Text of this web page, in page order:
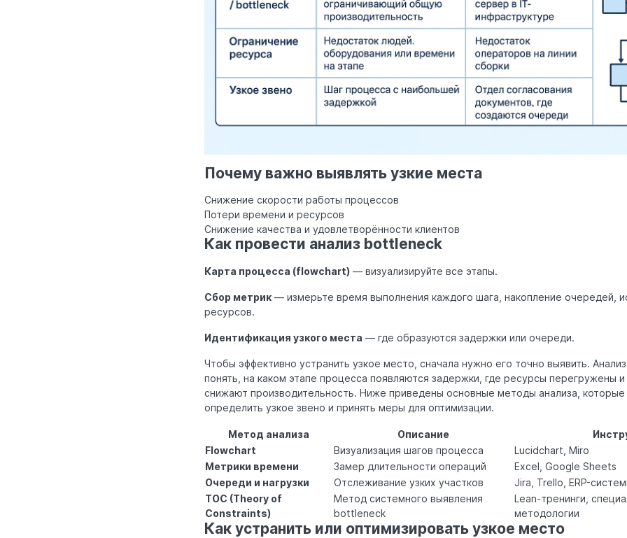
Почему важно выявлять узкие места
Снижение скорости работы процессов
Потери времени и ресурсов
Снижение качества и удовлетворённости клиентов
Как провести анализ bottleneck
Карта процесса (flowchart) — визуализируйте все этапы.
Сбор метрик — измерьте время выполнения каждого шага, накопление очередей,
ресурсов.
Идентификация узкого места — где образуются задержки или очереди.
Чтобы эффективно устранить узкое место, сначала нужно его точно выявить.
понять, на каком этапе процесса появляются задержки, где ресурсы перегружены и
снижают производительность. Ниже приведены основные методы анализа,
определить узкое звено и принять меры для оптимизации.
Метод анализа Описание
Flowchart
Визуализация шагов процесса
Lucidchart, Miro
Метрики времени
Замер длительности операций
Excel, Google Sheets
Очереди и нагрузки
Отслеживание узких участков
Jira, Trello, ERP-
ТОС (Theory of
Constraints)
Метод системного выявления
bottleneck
Lean-тренинги,
методологии
Как устранить или оптимизировать узкое место